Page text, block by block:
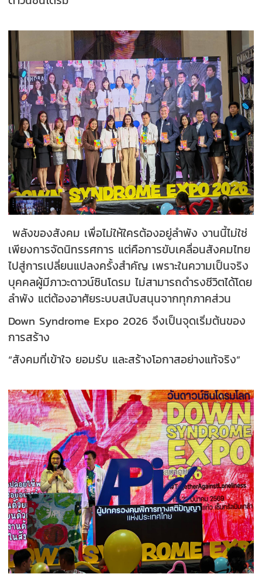
พลังของสังคม เพื่อไม่ให้ใครต้องอยู่ลำพัง งานนี้ไม่ใช่
เพียงการจัดนิทรรศการ แต่คือการขับเคลื่อนสังคมไทย
ไปสู่การเปลี่ยนแปลงครั้งสำคัญ เพราะในความเป็นจริง
บุคคลผู้มีภาวะดาวน์ซินโดรม ไม่สามารถดำรงชีวิตได้โดย
ลำพัง แต่ต้องอาศัยระบบสนับสนุนจากทุกภาคส่วน
Down Syndrome Expo 2026 จึงเป็นจุดเริ่มต้นของ
การสร้าง
“สังคมที่เข้าใจ ยอมรับ และสร้างโอกาสอย่างแท้จริง”